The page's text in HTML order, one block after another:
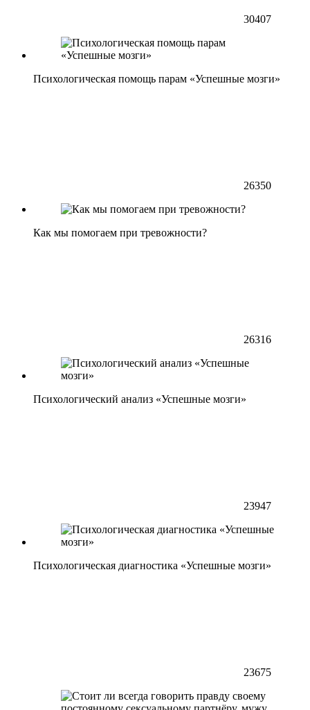
30407
Психологическая помощь парам «Успешные мозги»
26350
Как мы помогаем при тревожности?
26316
Психологический анализ «Успешные мозги»
23947
Психологическая диагностика «Успешные мозги»
23675